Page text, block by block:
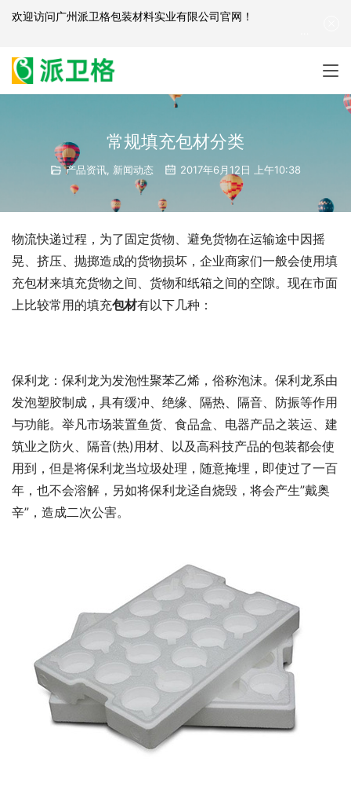
常规填充包材分类
产品资讯 新闻动态 2017年6月12日 上午10:38
物流快递过程，为了固定货物、避免货物在运输途中因摇
晃、挤压、抛掷造成的货物损坏，企业商家们一般会使用填
充包材来填充货物之间、货物和纸箱之间的空隙。现在市面
上比较常用的填充包材有以下几种：
保利龙：保利龙为发泡性聚苯乙烯，俗称泡沫。保利龙系由
发泡塑胶制成，具有缓冲、绝缘、隔热、隔音、防振等作用
与功能。举凡市场装置鱼货、食品盒、电器产品之装运、建
筑业之防火、隔音(热)用材、以及高科技产品的包装都会使
用到，但是将保利龙当垃圾处理，随意掩埋，即使过了一百
年，也不会溶解，另如将保利龙迳自烧毁，将会产生”戴奥
辛”，造成二次公害。
欢迎访问广州派卫格包装材料实业有限公司官网 ！